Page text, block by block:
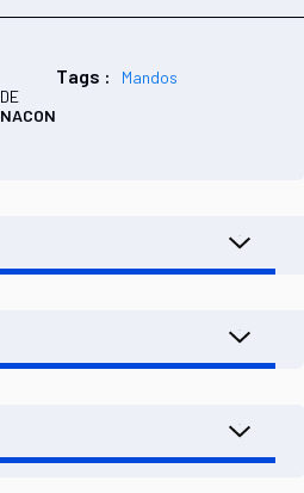
DE
NACON
Tags : Mandos